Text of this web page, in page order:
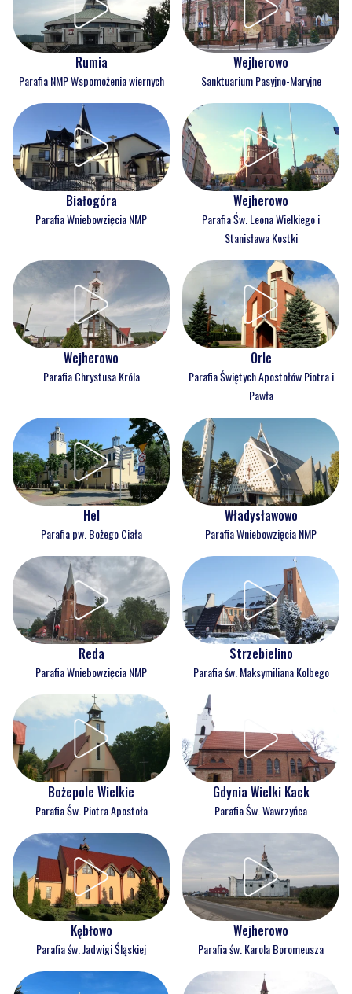
Rumia
Parafia NMP Wspomożenia wiernych
Wejherowo
Sanktuarium Pasyjno-Maryjne
Białogóra
Parafia Wniebowzięcia NMP
Wejherowo
Parafia Św. Leona Wielkiego i
Stanisława Kostki
Wejherowo
Parafia Chrystusa Króla
Orle
Parafia Świętych Apostołów Piotra i
Pawła
Hel
Parafia pw. Bożego Ciała
Władysławowo
Parafia Wniebowzięcia NMP
Reda
Parafia Wniebowzięcia NMP
Strzebielino
Parafia św. Maksymiliana Kolbego
Bożepole Wielkie
Parafia Św. Piotra Apostoła
Gdynia Wielki Kack
Parafia Św. Wawrzyńca
Kębłowo
Parafia św. Jadwigi Śląskiej
Wejherowo
Parafia św. Karola Boromeusza